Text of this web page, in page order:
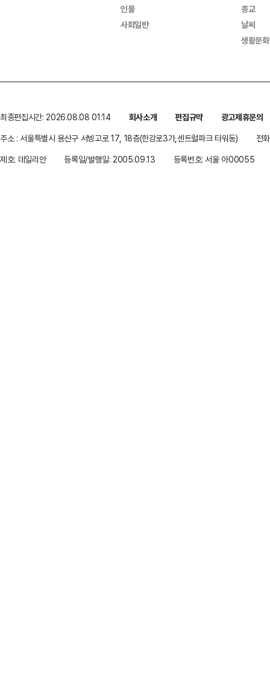
인물
사회일반
종교
날씨
생활문
최종편집시간: 2026.08.08 01:14 회사소개 편집규약
광고제휴문의
주소 : 서울특별시 용산구 서빙고로 17, 18층(한강로3가,센트럴파크 타워동)
전
제호: 데일리안
등록일/발행일: 2005.09.13 등록번호: 서울 아00055